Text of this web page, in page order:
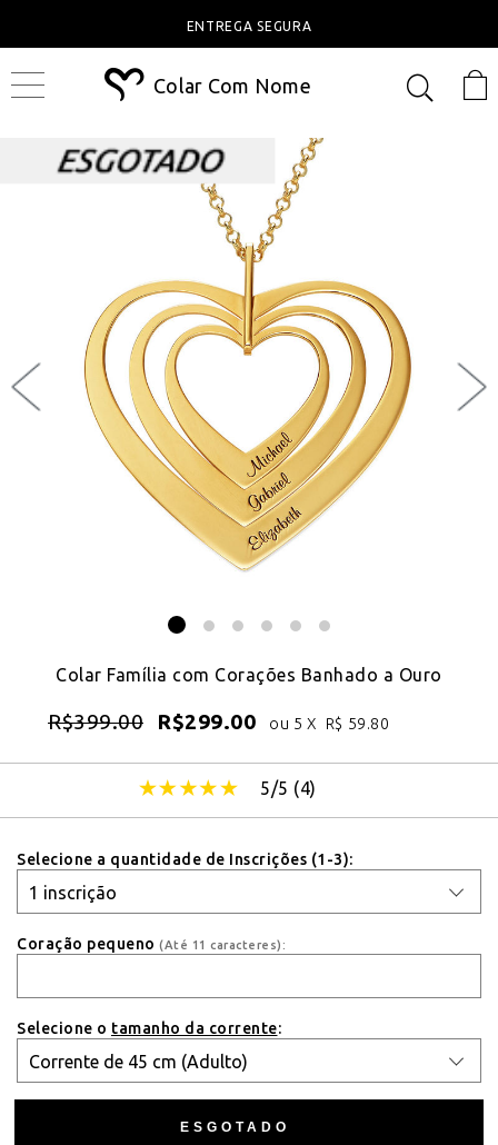
ENTREGA SEGURA
Colar Com Nome
Colar Família com Corações Banhado a Ouro
R$399.00 R$299.00 ou 5 X R$ 59.80
5/5 (4)
Selecione a quantidade de Inscrições (1-3):
Coração pequeno (Até 11 caracteres):
Selecione o tamanho da corrente: